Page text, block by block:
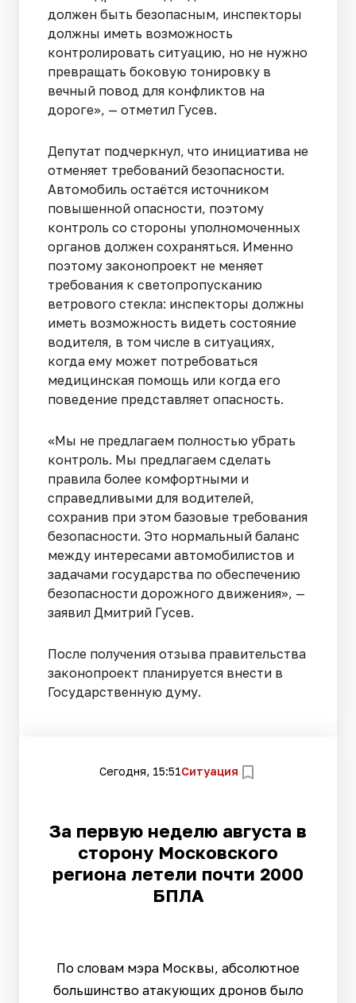
должен быть безопасным, инспекторы
должны иметь возможность
контролировать ситуацию, но не нужно
превращать боковую тонировку в
вечный повод для конфликтов на
дороге», — отметил Гусев.
Депутат подчеркнул, что инициатива не
отменяет требований безопасности.
Автомобиль остаётся источником
повышенной опасности, поэтому
контроль со стороны уполномоченных
органов должен сохраняться. Именно
поэтому законопроект не меняет
требования к светопропусканию
ветрового стекла: инспекторы должны
иметь возможность видеть состояние
водителя, в том числе в ситуациях,
когда ему может потребоваться
медицинская помощь или когда его
поведение представляет опасность.
«Мы не предлагаем полностью убрать
контроль. Мы предлагаем сделать
правила более комфортными и
справедливыми для водителей,
сохранив при этом базовые требования
безопасности. Это нормальный баланс
между интересами автомобилистов и
задачами государства по обеспечению
безопасности дорожного движения», —
заявил Дмитрий Гусев.
После получения отзыва правительства
законопроект планируется внести в
Государственную думу.
Сегодня, 15:51Ситуация
За первую неделю августа в
сторону Московского
региона летели почти 2000
БПЛА
По словам мэра Москвы, абсолютное
большинство атакующих дронов было